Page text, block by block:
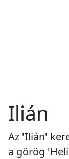
Ilián
Az 'Ilián'
a görög